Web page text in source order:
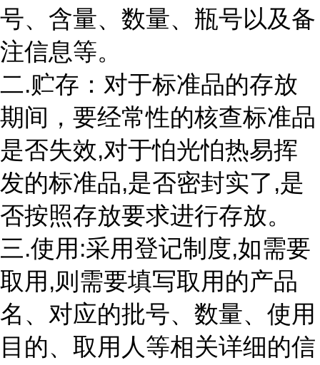
号、含量、数量、瓶号以及备
注信息等。
二.贮存：对于标准品的存放
期间，要经常性的核查标准品
是否失效,对于怕光怕热易挥
发的标准品,是否密封实了,是
否按照存放要求进行存放。
三.使用:采用登记制度,如需要
取用,则需要填写取用的产品
名、对应的批号、数量、使用
目的、取用人等相关详细的信